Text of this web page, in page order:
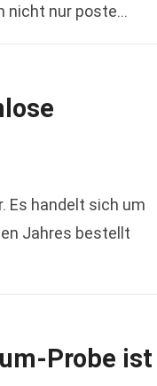
nicht nur poste
Es handelt sich um
Jahres bestellt
Probe ist